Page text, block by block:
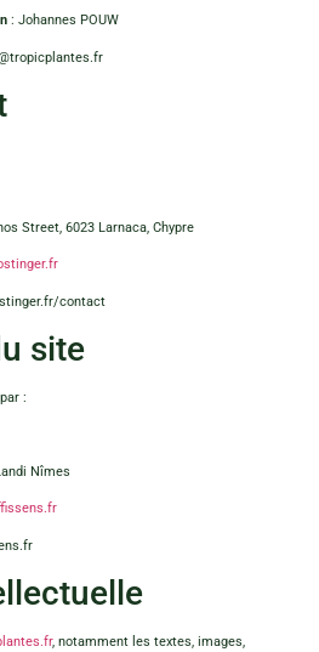
: Johannes POUW
Street, 6023 Larnaca, Chypre
contact
site
:
Nîmes
, notamment les textes, images,